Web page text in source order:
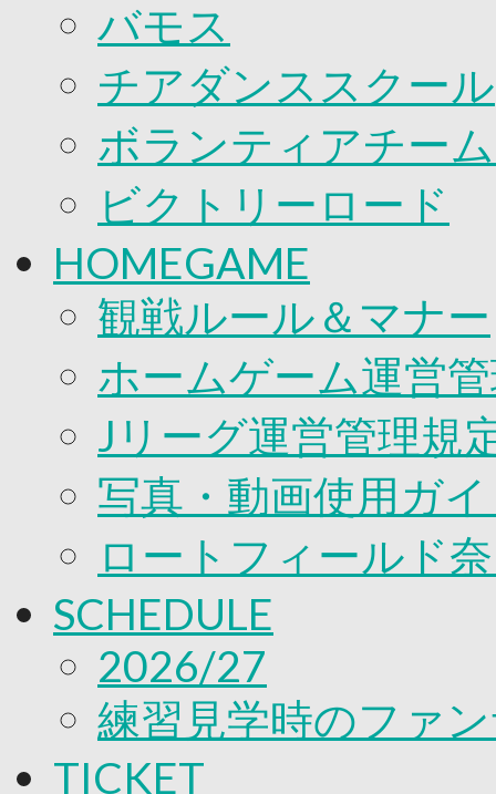
バモス
チアダンススクール
ボランティアチー
ビクトリーロード
HOMEGAME
観戦ルール＆マナー
ホームゲーム運営
Jリーグ運営管理規
写真・動画使用ガ
ロートフィールド
SCHEDULE
2026/27
練習見学時のファ
TICKET